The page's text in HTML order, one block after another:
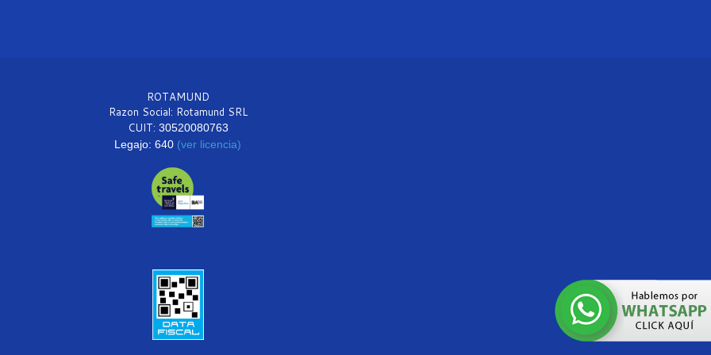
ROTAMUND
Razon Social: Rotamund SRL
CUIT: 30520080763
Legajo: 640 (ver licencia)